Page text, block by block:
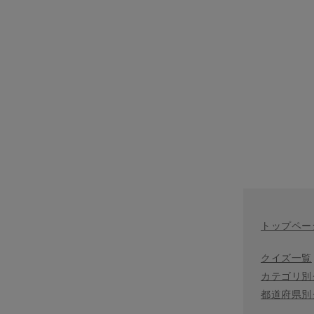
トップペー
クイズ一覧
カテゴリ
都道府県